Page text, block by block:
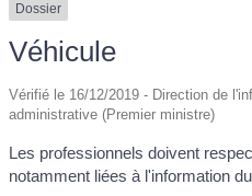
Dossier
Véhicule
Vérifié le 16/12/2019 - Direction de
administrative (Premier ministre)
Les professionnels doivent
notamment liées à l'information